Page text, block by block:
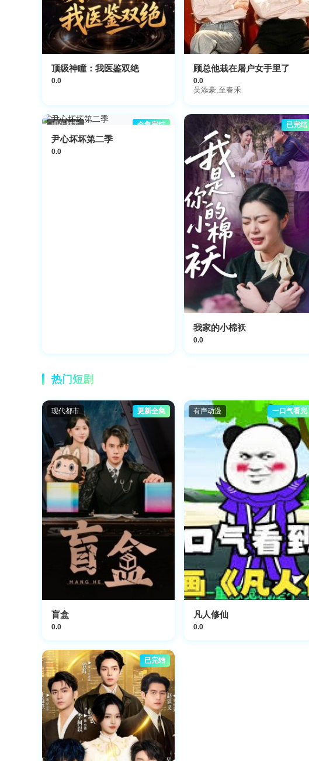
顶级神瞳：我医鉴双绝
0.0
顾总他栽在屠户女手里了
0.0
吴添豪,至春禾
现代都市 全集完结
尹心坏坏第二季
0.0
已完结
我家的小棉袄
0.0
热门短剧
现代都市 更新全集
盲盒
0.0
有声动漫 一口气看完
凡人修仙
0.0
已完结